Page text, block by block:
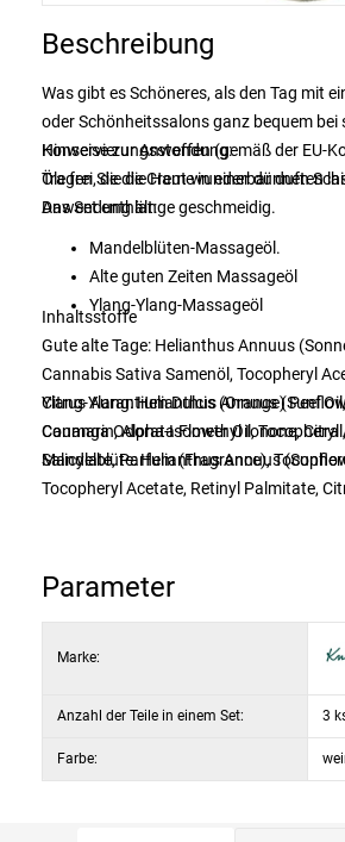
Beschreibung
Was gibt es Schöneres, als den Tag mit
oder Schönheitssalons ganz bequem
Konservierungsstoffen (gemäß der EU-
Öle frei, die die Haut wunderbar duften
Anwendung lange geschmeidig.
Hinweise zur Anwendung:
Tragen Sie die Creme in einer dünnen
Das Set enthält:
Mandelblüten-Massageöl.
Alte guten Zeiten Massageöl
Ylang-Ylang-Massageöl
Inhaltsstoffe
Gute alte Tage: Helianthus Annuus
Cannabis Sativa Samenöl, Tocopheryl
Citrus Aurantium Dulcis (Orange) Peel
Coumarin, Alpha-Isomethyl Ionone,
Ylang-Ylang: Helianthus Annuus
Cananga Odorata Flower Oil,
Salicylate, Parfum (Fragrance),
Mandelblüte: Helianthus Annuus
Tocopheryl Acetate, Retinyl Palmitate,
Parameter
Marke:
Anzahl der Teile in einem Set: 3
Farbe: